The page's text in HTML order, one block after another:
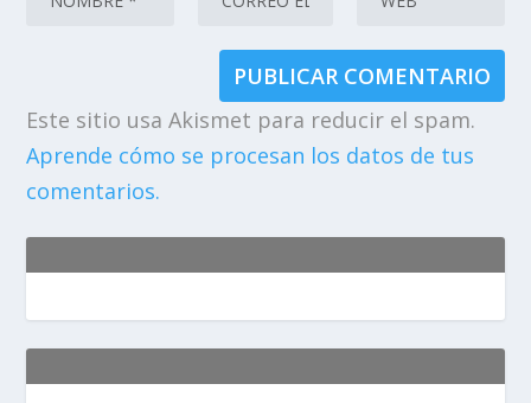
Este sitio usa Akismet para reducir el spam.
Aprende cómo se procesan los datos de tus
comentarios.